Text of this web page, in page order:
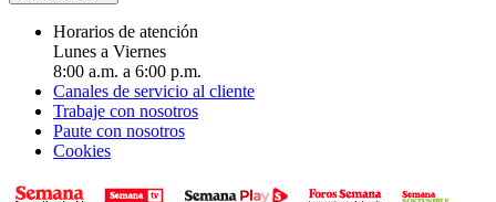
Horarios de atención
Lunes a Viernes
8:00 a.m. a 6:00 p.m.
Canales de servicio al cliente
Trabaje con nosotros
Paute con nosotros
Cookies